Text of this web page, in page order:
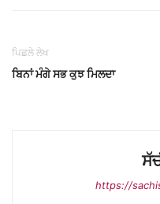
ਪਿਛਲੇ ਲੇਖ
ਬਿਨਾਂ ਮੰਗੇ ਸਭ ਕੁਝ ਮਿਲਦਾ
https://